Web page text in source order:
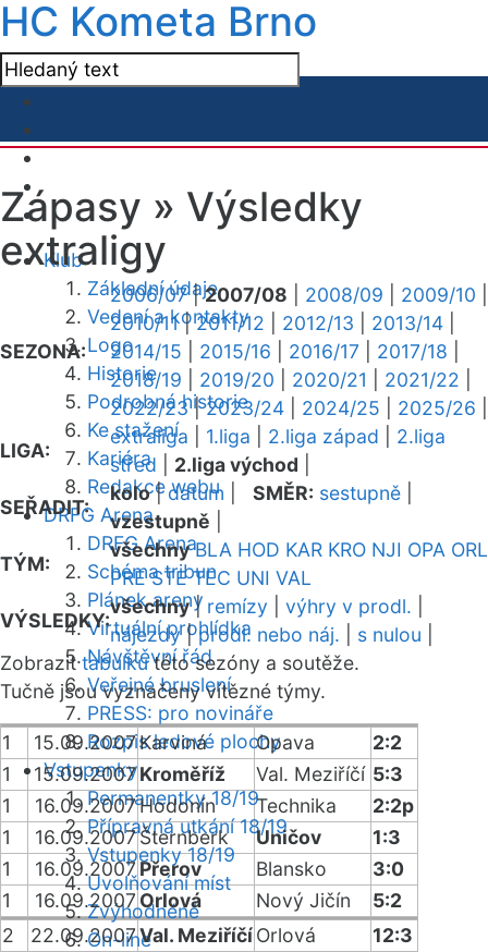
HC Kometa Brno
Klub
Základní údaje
Vedení a kontakty
Logo
Historie
Podrobná historie
Ke stažení
Kariéra
Redakce webu
DRFG Arena
DRFG Arena
Schéma tribun
Plánek areny
Virtuální prohlídka
Návštěvní řád
Veřejné bruslení
PRESS: pro novináře
Rozpis ledové plochy
Vstupenky
Permanentky 18/19
Přípravná utkání 18/19
Vstupenky 18/19
Uvolňování míst
Zvýhodněné
On-line
Zápasy » Výsledky
extraligy
SEZONA:
2006/07|2007/08 2008/09 2009/10
2010/11|2011/12 2012/13 2013/14
2014/15
2015/16 2016/17 2017/18
2018/19
2019/20 2020/21 2021/22
2022/23|2023/24 2024/25 2025/26
LIGA:
extraliga 1.liga 2.liga západ
2.liga
střed
2.liga východ
SEŘADIT:
kolo|datum SMĚR: sestupně
vzestupně
TÝM:
všechny BLA HOD KAR KRO NJI OPA ORL
PRE STE TEC UNI VAL
VÝSLEDKY:
všechny| remízy výhry v prodl.
nájezdy|prodl. nebo náj. s nulou
Zobrazittabulkutéto sezóny a soutěže.
Tučně jsou vyznačeny vítězné týmy.
1 15.09.2007Karviná Opava
2:2
1
15.09.2007Kroměříž Val. Meziříčí 5:3
1
16.09.2007Hodonín Technika
2:2p
1
16.09.2007Šternberk Uničov
1:3
1
16.09.2007 Přerov Blansko
3:0
1
16.09.2007 Orlová Nový Jičín
5:2
2
22.09.2007Val. MeziříčíOrlová
12:3